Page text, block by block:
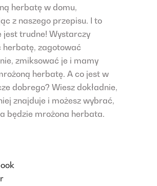
herbatę w domu,
z naszego przepisu. I to
jest trudne! Wystarczy
herbatę, zagotować
zmiksować je i mamy
herbatę. A co jest w
dobrego? Wiesz dokładnie,
znajduje i możesz wybrać,
będzie mrożona herbata.